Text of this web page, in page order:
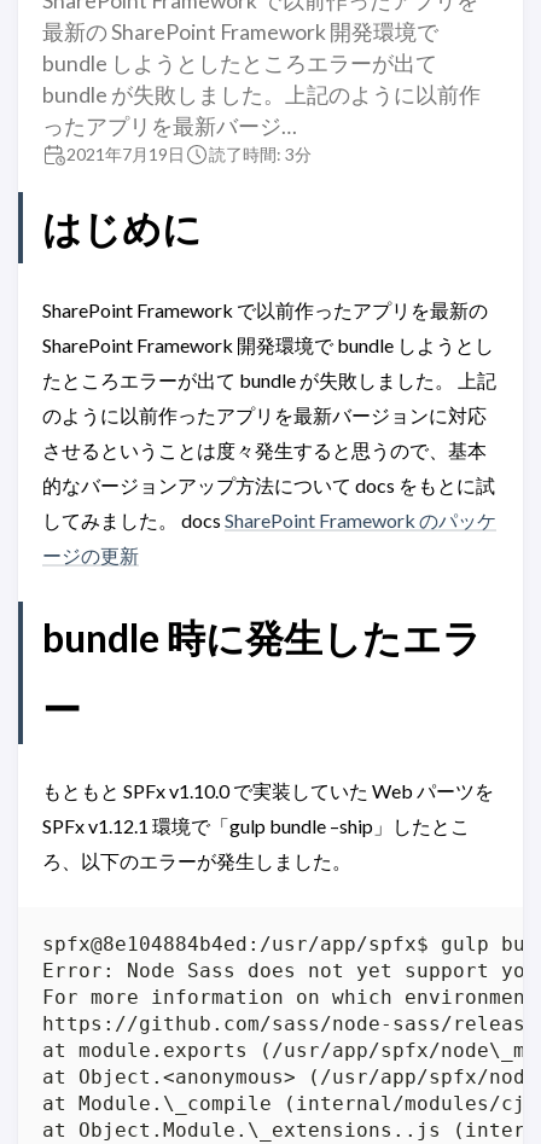
最新の SharePoint Framework 開発環境で
bundle しようとしたところエラーが出て
bundle が失敗しました。上記のように以前作
ったアプリを最新バージ…
2021年7月19日 読了時間: 3分
はじめに
SharePoint Framework で以前作ったアプリを最新の
SharePoint Framework 開発環境で bundle しようとし
たところエラーが出て bundle が失敗しました。 上記
のように以前作ったアプリを最新バージョンに対応
させるということは度々発生すると思うので、基本
的なバージョンアップ方法について docs をもとに試
してみました。 docs SharePoint Framework のパッケ
ージの更新
bundle 時に発生したエラ
ー
もともと SPFx v1.10.0 で実装していた Web パーツを
SPFx v1.12.1 環境で「gulp bundle –ship」したとこ
ろ、以下のエラーが発生しました。
spfx@8e104884b4ed:/usr/app/spfx$ gulp
Error: Node Sass does not yet support
For more information on which
https://github.com/sass/node-sass/
at module.exports (/usr/app/spfx/
at Object.<anonymous> (/usr/app/spfx/
at Module.\_compile (internal/modules/
at Object.Module.\_extensions..js